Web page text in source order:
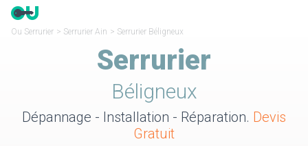
Ou Serrurier > Serrurier Ain > Serrurier Béligneux
Serrurier
Béligneux
Dépannage - Installation - Réparation. Devis
Gratuit